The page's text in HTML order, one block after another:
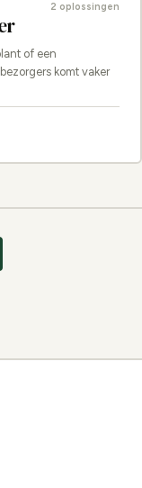
2 oplossingen
of een
komt vaker